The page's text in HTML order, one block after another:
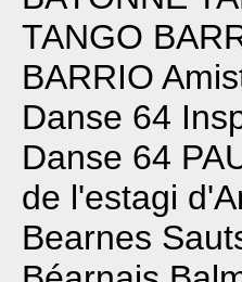
TANGO
BARRIO
Danse 64
Danse 64
de l'estagi
Bearnes